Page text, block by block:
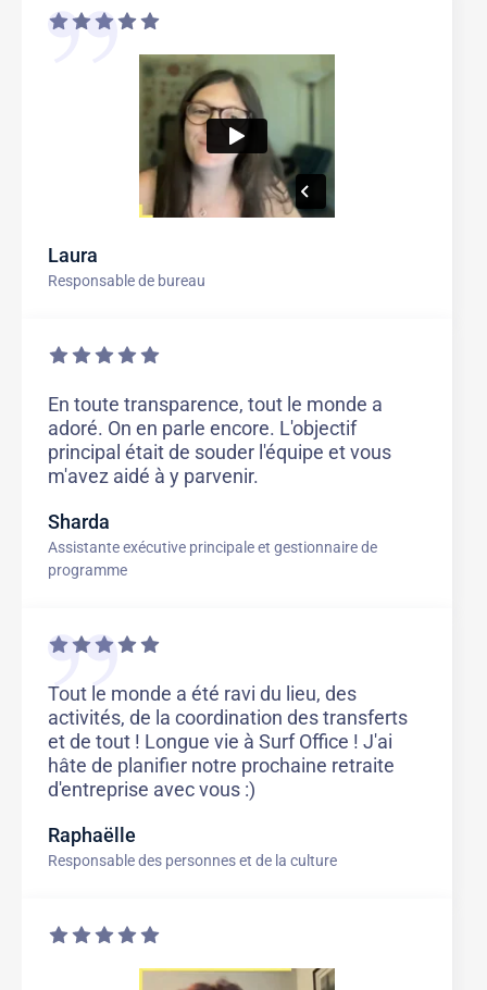
Laura
Responsable de bureau
En toute transparence, tout le monde a
adoré. On en parle encore. L'objectif
principal était de souder l'équipe et vous
m'avez aidé à y parvenir.
Sharda
Assistante exécutive principale et gestionnaire de
programme
Tout le monde a été ravi du lieu, des
activités, de la coordination des transferts
et de tout ! Longue vie à Surf Office ! J'ai
hâte de planifier notre prochaine retraite
d'entreprise avec vous :)
Raphaëlle
Responsable des personnes et de la culture